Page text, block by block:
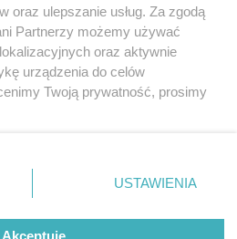
regulamin korzystania z portali
Skontakuj sięz nami
Kontakt
Wydawca
Redakcja
oraz ulepszanie usług. Za zgodą
Partnerzy możemy używać
oraz aktywnie
urządzenia do celów
Twoją prywatność, prosimy
w lewym dolnym rogu strony
danych nie wymagają
prawo sprzeciwić się
będą miały
USTAWIENIA
Akceptuję